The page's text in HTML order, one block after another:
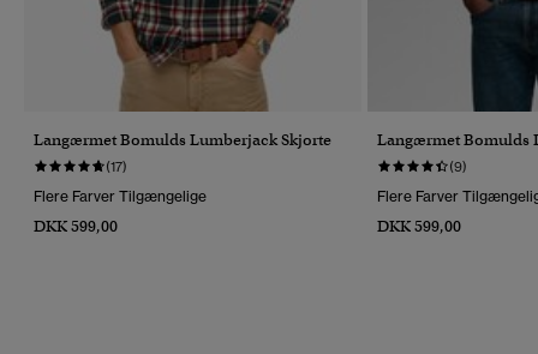
Langærmet Bomulds Lumberjack Skjorte
(17)
Flere Farver Tilgængelige
DKK 599,00
Langærmet Bomulds
(9)
Flere Farver
DKK 599,00